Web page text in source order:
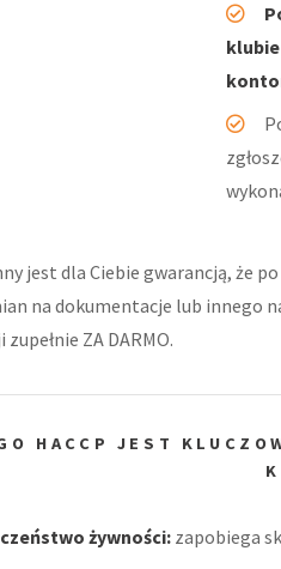
jest dla Ciebie gwarancją, że
na dokumentacje lub innego
ZA DARMO.
HACCP JEST
żywności:zapobiega